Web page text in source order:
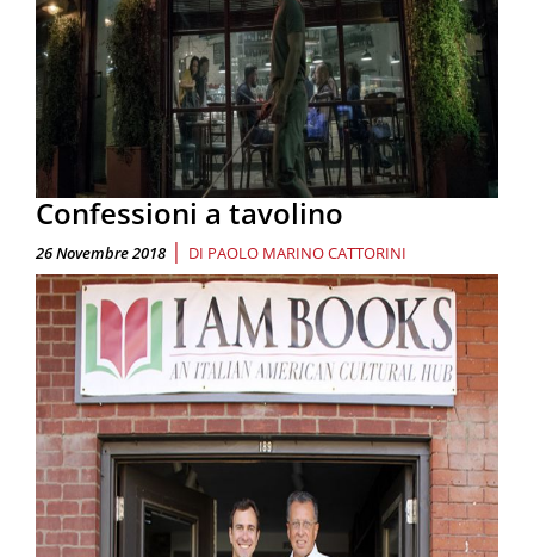
Confessioni a tavolino
26 Novembre 2018 | DI PAOLO MARINO CATTORINI